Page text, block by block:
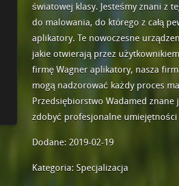
światowej klasy. Jesteśmy znani z
do malowania, do którego z całą
aplikatory. Te nowoczesne
jakie otwierają przez
firmę Wagner aplikatory, nasza
mogą nadzorować każdy proces
Przedsiębiorstwo Wadamed znane
zdobyć profesjonalne umiejętności
Dodane: 2019-02-19
Kategoria: Specjalizacja